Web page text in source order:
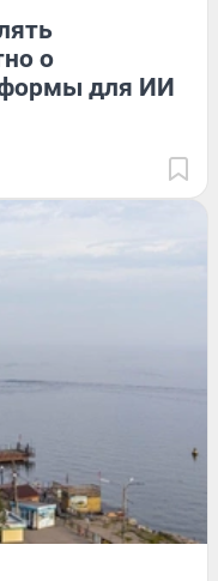
о
для ИИ